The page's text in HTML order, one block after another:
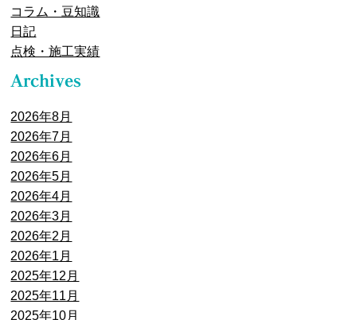
コラム・豆知識
日記
点検・施工実績
2026年8月
2026年7月
2026年6月
2026年5月
2026年4月
2026年3月
2026年2月
2026年1月
2025年12月
2025年11月
2025年10月